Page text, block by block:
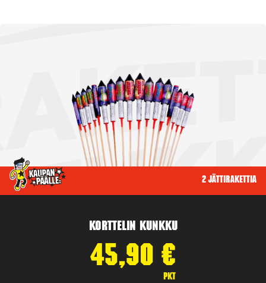
2 jättirakettia
Korttelin kunkku
45,90 €
pkt